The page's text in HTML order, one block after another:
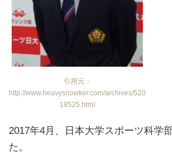
引用元：
http://www.heavysnowker.com/archives/520
18525.html
2017年4月、日本大学スポーツ科学
た。